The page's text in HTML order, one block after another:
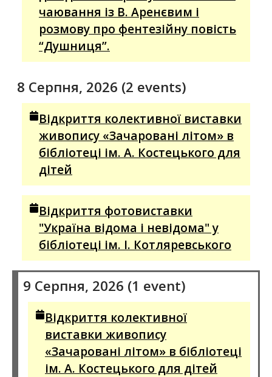
чаювання із В. Аренєвим і
розмову про фентезійну повість
“Душниця”.
8 Серпня, 2026 (2 events)
Відкриття колективної виставки
живопису «Зачаровані літом» в
бібліотеці ім. А. Костецького для
дітей
Відкриття фотовиставки
"Україна відома і невідома" у
бібліотеці ім. І. Котляревського
9 Серпня, 2026 (1 event)
Відкриття колективної
виставки живопису
«Зачаровані літом» в бібліотеці
ім. А. Костецького для дітей